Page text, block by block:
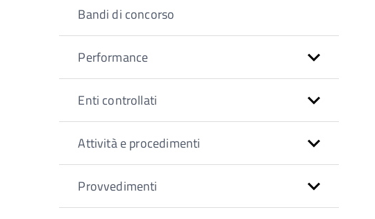
Bandi di concorso
Performance
Enti controllati
Attività e procedimenti
Provvedimenti